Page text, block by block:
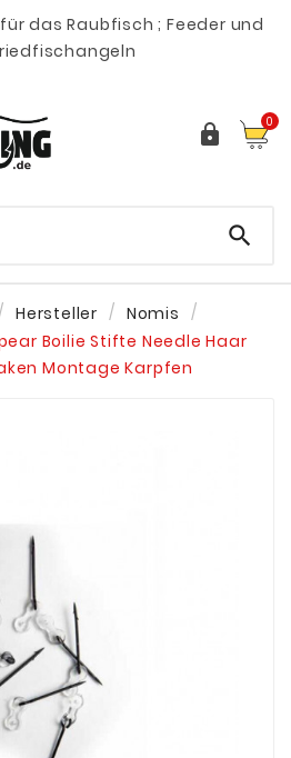
das Raubfisch ; Feeder und
 0

Hersteller
Nomis
Boilie Stifte Needle Haar
Montage Karpfen